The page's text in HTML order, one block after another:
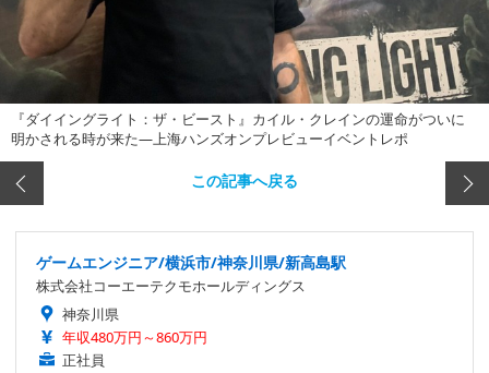
『ダイイングライト：ザ・ビースト』カイル・クレインの運命がついに
明かされる時が来た―上海ハンズオンプレビューイベントレポ
この記事へ戻る
ゲームエンジニア/横浜市/神奈川県/新高島駅
株式会社コーエーテクモホールディングス
神奈川県
年収480万円～860万円
正社員